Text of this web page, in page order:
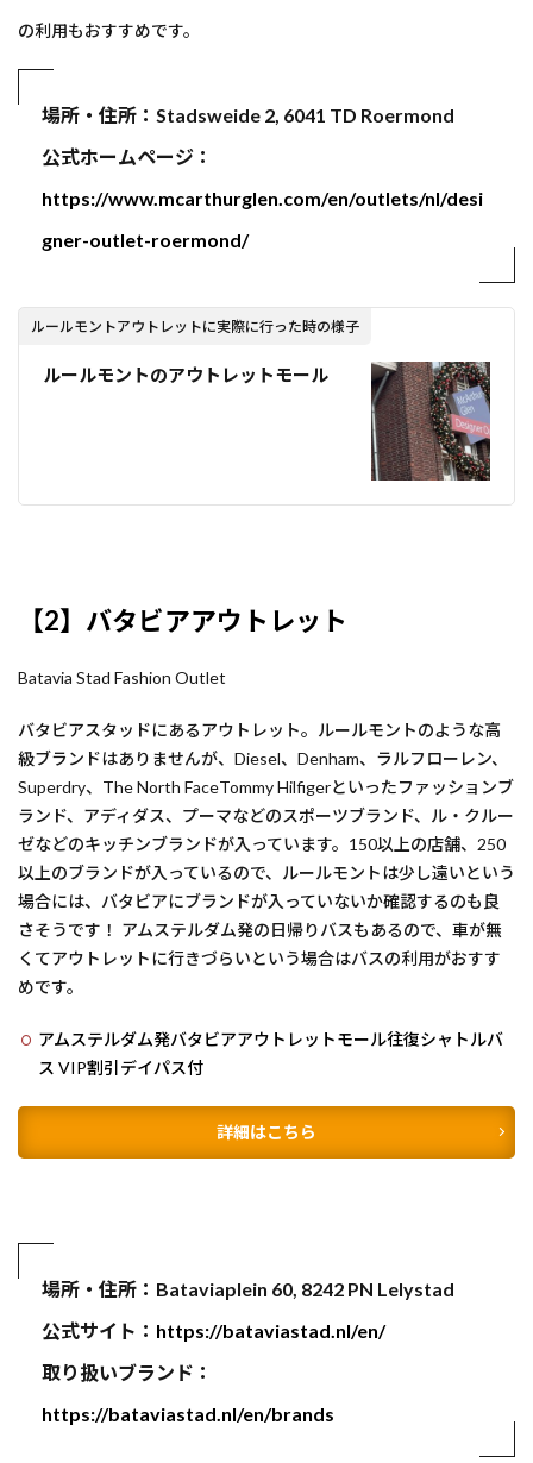
の利用もおすすめです。
場所・住所：Stadsweide 2, 6041 TD Roermond
公式ホームページ：
https://www.mcarthurglen.com/en/outlets/nl/desi
gner-outlet-roermond/
ルールモントアウトレットに実際に行った時の様子
ルールモントのアウトレットモール
【2】バタビアアウトレット
Batavia Stad Fashion Outlet
バタビアスタッドにあるアウトレット。ルールモントのような高
級ブランドはありませんが、Diesel、Denham、ラルフローレン、
Superdry、The North FaceTommy Hilfigerといったファッションブ
ランド、アディダス、プーマなどのスポーツブランド、ル・クルー
ゼなどのキッチンブランドが入っています。150以上の店舗、250
以上のブランドが入っているので、ルールモントは少し遠いという
場合には、バタビアにブランドが入っていないか確認するのも良
さそうです！ アムステルダム発の日帰りバスもあるので、車が無
くてアウトレットに行きづらいという場合はバスの利用がおすす
めです。
アムステルダム発バタビアアウトレットモール往復シャトルバ
ス VIP割引デイパス付
詳細はこちら
場所・住所：Bataviaplein 60, 8242 PN Lelystad
公式サイト： https://bataviastad.nl/en/
取り扱いブランド：
https://bataviastad.nl/en/brands